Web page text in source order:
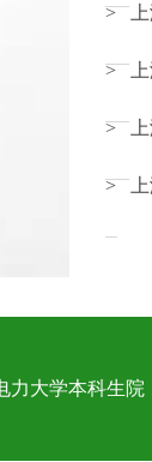
> 上
> 上
> 上
> 上
力大学本科生院